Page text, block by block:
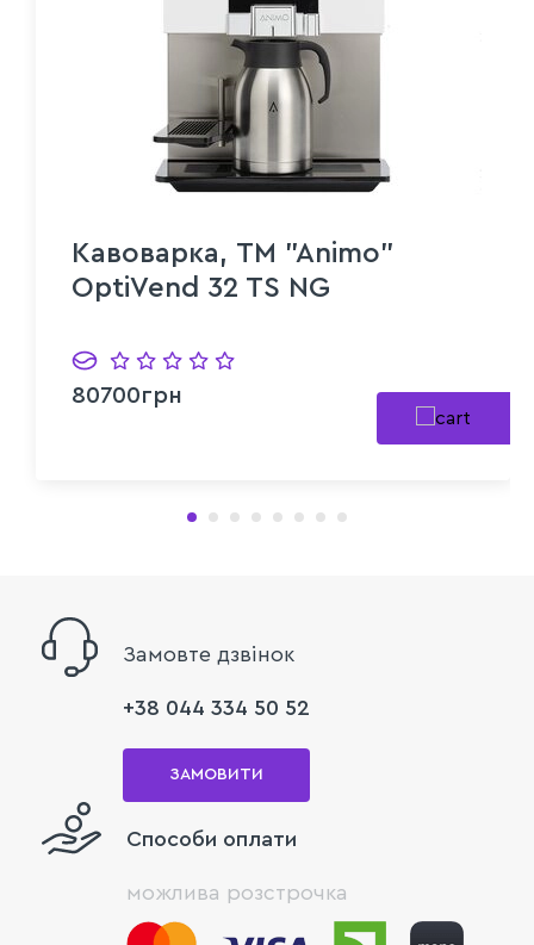
Кавоварка, TM "Animo"
OptiVend 32 TS NG
80700грн
Замовте дзвінок
+38 044 334 50 52
ЗАМОВИТИ
Способи оплати
можлива розстрочка